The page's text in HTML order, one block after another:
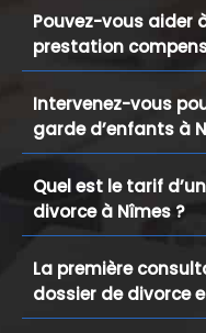
Pouvez-vous aider
prestation
Intervenez-vous
garde d’enfants à
Quel est le tarif
divorce à Nîmes ?
La première
dossier de divorce